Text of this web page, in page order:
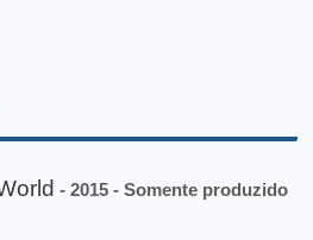
- 2015 - Somente produzido